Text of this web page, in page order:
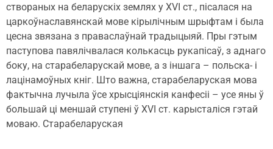
створаных на беларускіх землях у XVI ст., пісалася на
царкоўнаславянскай мове кірылічным шрыфтам і была
цесна звязана з праваслаўнай традыцыяй. Пры гэтым
паступова павялічвалася колькасць рукапісаў, з аднаго
боку, на старабеларускай мове, а з іншага – польска- і
лацінамоўных кніг. Што важна, старабеларуская мова
фактычна лучыла ўсе хрысціянскія канфесіі – усе яны ў
большай ці меншай ступені ў XVI ст. карысталіся гэтай
моваю. Старабеларуская